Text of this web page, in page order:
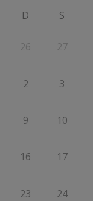
D S
26 27
2 3
9 10
16 17
23 24